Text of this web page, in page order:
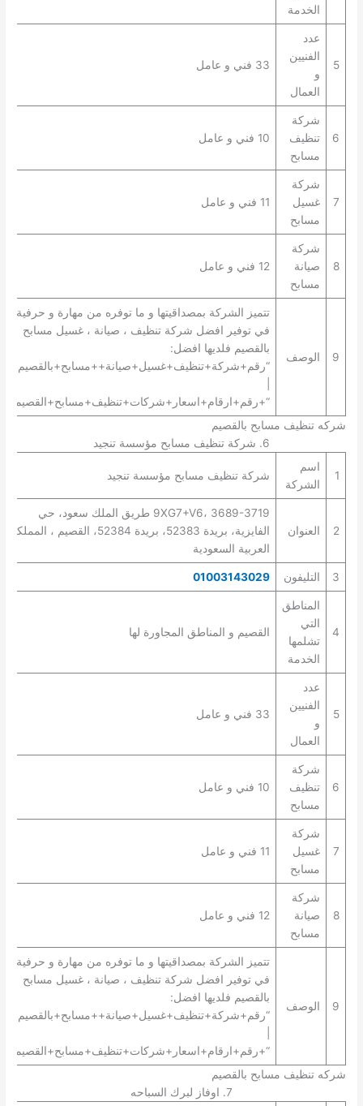
الخدمة
5
عدد
الفنيين
و
العمال
33 فني و عامل
6
شركة
تنظيف
مسابح
10 فني و عامل
7
شركة
غسيل
مسابح
11 فني و عامل
8
شركة
صيانة
مسابح
12 فني و عامل
9 الوصف
تتميز الشركة بمصداقيتها و ما توفره من مهارة و حرفية
في توفير افضل شركة تنظيف ، صيانة ، غسيل مسابح
بالقصيم فلديها افضل:
“رقم+شركة+تنظيف+غسيل+صيانة++مسابح+بالقصيم+”
“+رقم+ارقام+اسعار+شركات+تنظيف+مسابح+القصيم+”.
شركه تنظيف مسابح بالقصيم
6. شركة تنظيف مسابح مؤسسة تنجيد
1
اسم
الشركة
شركة تنظيف مسابح مؤسسة تنجيد
2 العنوان
9XG7+V6، 3689-3719 طريق الملك سعود، حي
الفايزية، بريدة 52383، بريدة 52384، القصيم ، المملكة
العربية السعودية
3 التليفون 01003143029
4
المناطق
التي
تشلمها
الخدمة
القصيم و المناطق المجاورة لها
5
عدد
الفنيين
و
العمال
33 فني و عامل
6
شركة
تنظيف
مسابح
10 فني و عامل
7
شركة
غسيل
مسابح
11 فني و عامل
8
شركة
صيانة
مسابح
12 فني و عامل
9 الوصف
تتميز الشركة بمصداقيتها و ما توفره من مهارة و حرفية
في توفير افضل شركة تنظيف ، صيانة ، غسيل مسابح
بالقصيم فلديها افضل:
“رقم+شركة+تنظيف+غسيل+صيانة++مسابح+بالقصيم+”
“+رقم+ارقام+اسعار+شركات+تنظيف+مسابح+القصيم+”.
شركه تنظيف مسابح بالقصيم
7. اوفاز لبرك السباحه